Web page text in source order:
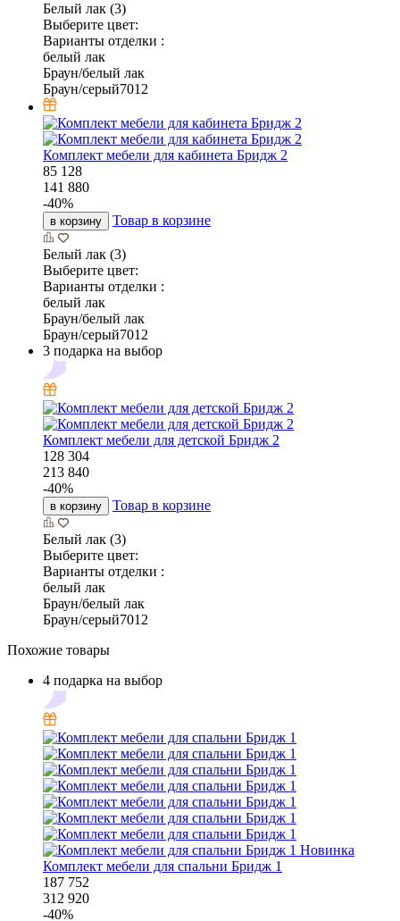
Белый лак (3)
Выберите цвет:
Варианты отделки :
белый лак
Браун/белый лак
Браун/серый7012
Комплект мебели для кабинета Бридж 2
85 128
141 880
-40%
в корзину Товар в корзине
Белый лак (3)
Выберите цвет:
Варианты отделки :
белый лак
Браун/белый лак
Браун/серый7012
3 подарка на выбор
Комплект мебели для детской Бридж 2
128 304
213 840
-40%
в корзину Товар в корзине
Белый лак (3)
Выберите цвет:
Варианты отделки :
белый лак
Браун/белый лак
Браун/серый7012
Похожие товары
4 подарка на выбор
Новинка
Комплект мебели для спальни Бридж 1
187 752
312 920
-40%